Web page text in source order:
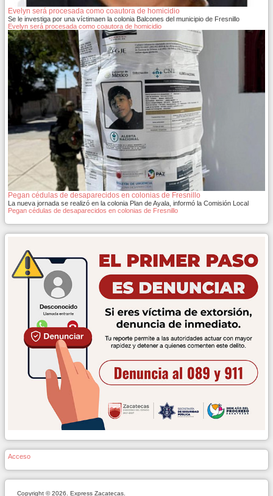
Evelyn será procesada como coautora de homicidio
Se le investiga por una víctimaen la colonia Balcones del municipio de Fresnillo
Evelyn será procesada como coautora de homicidio
Pegan cédulas de desaparecidos en colonias de Fresnillo
La nueva jornada se realizó en la colonia Plan de Ayala, informó la Comisión Local
Pegan cédulas de desaparecidos en colonias de Fresnillo
Acceso
Copyright © 2026. Express Zacatecas.